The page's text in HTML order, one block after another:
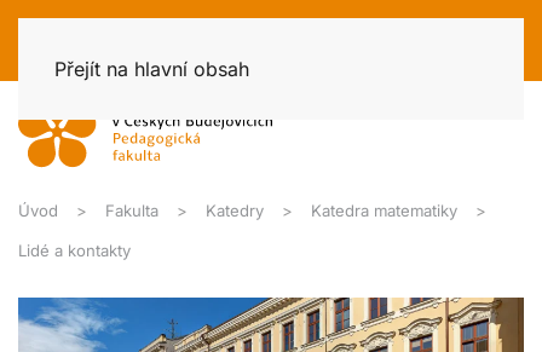
Přejít na hlavní obsah
Úvod Fakulta Katedry Katedra matematiky
Lidé a kontakty